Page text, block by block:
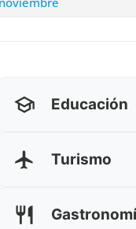
Educación
Turismo